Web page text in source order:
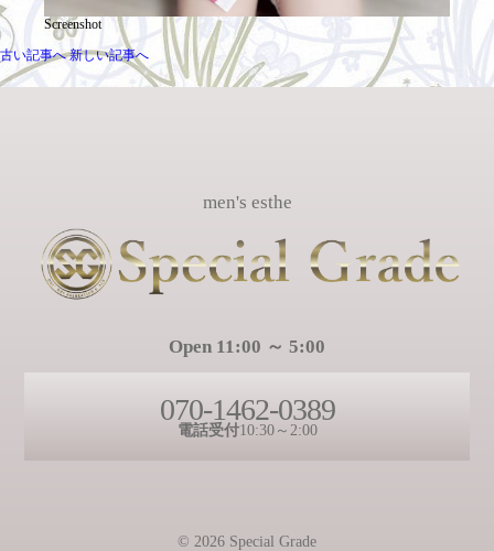
Screenshot
古い記事へ 新しい記事へ
men's esthe
Open 11:00 ～ 5:00
070-1462-0389
電話受付10:30～2:00
© 2026 Special Grade